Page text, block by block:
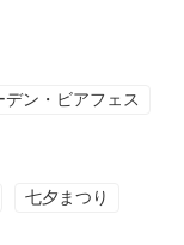
デン・ビアフェス
七夕まつり